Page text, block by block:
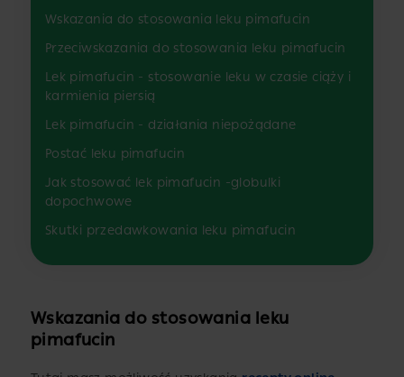
Wskazania do stosowania leku pimafucin
Przeciwskazania do stosowania leku pimafucin
Lek pimafucin - stosowanie leku w czasie ciąży i
karmienia piersią
Lek pimafucin - działania niepożądane
Postać leku pimafucin
Jak stosować lek pimafucin -globulki
dopochwowe
Skutki przedawkowania leku pimafucin
Wskazania do stosowania leku
pimafucin